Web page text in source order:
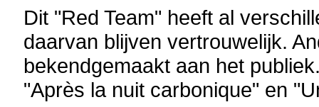
Dit "Red Team" heeft al
daarvan blijven vertrouwelijk.
bekendgemaakt aan het
"Après la nuit carbonique" en